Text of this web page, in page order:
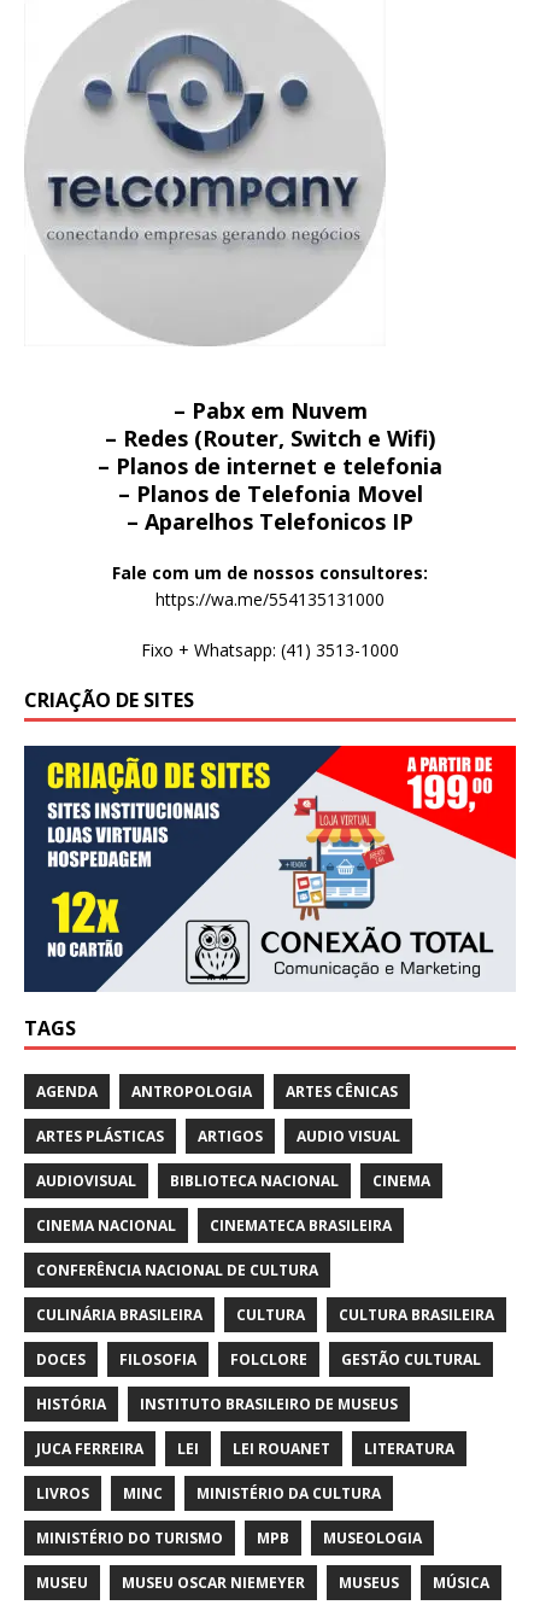
– Pabx em Nuvem
– Redes (Router, Switch e Wifi)
– Planos de internet e telefonia
– Planos de Telefonia Movel
– Aparelhos Telefonicos IP
Fale com um de nossos consultores:
https://wa.me/554135131000
Fixo + Whatsapp: (41) 3513-1000
CRIAÇÃO DE SITES
TAGS
AGENDA ANTROPOLOGIA ARTES CÊNICAS
ARTES PLÁSTICAS ARTIGOS AUDIO VISUAL
AUDIOVISUAL BIBLIOTECA NACIONAL CINEMA
CINEMA NACIONAL CINEMATECA BRASILEIRA
CONFERÊNCIA NACIONAL DE CULTURA
CULINÁRIA BRASILEIRA CULTURA CULTURA BRASILEIRA
DOCES FILOSOFIA FOLCLORE GESTÃO CULTURAL
HISTÓRIA INSTITUTO BRASILEIRO DE MUSEUS
JUCA FERREIRA LEI LEI ROUANET LITERATURA
LIVROS MINC MINISTÉRIO DA CULTURA
MINISTÉRIO DO TURISMO MPB MUSEOLOGIA
MUSEU MUSEU OSCAR NIEMEYER MUSEUS MÚSICA